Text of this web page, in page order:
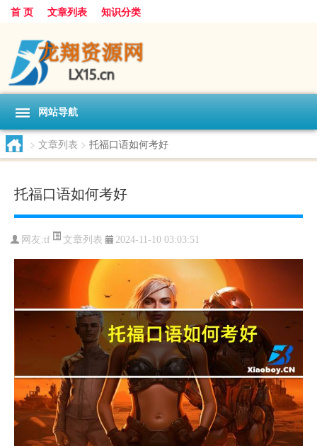
首 页 文章列表 知识分类
网站导航
> 文章列表 > 托福口语如何考好
托福口语如何考好
网友:tf 文章列表 2024-11-10 03:03:51